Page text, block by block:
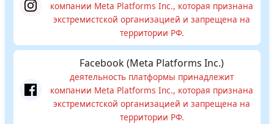
компании Meta Platforms Inc., которая признана
экстремистской организацией и запрещена на
территории РФ.
Facebook (Meta Platforms Inc.)
деятельность платформы принадлежит
компании Meta Platforms Inc., которая признана
экстремистской организацией и запрещена на
территории РФ.